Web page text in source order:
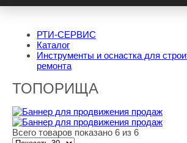
РТИ-СЕРВИС
Каталог
Инструменты и оснастка для
ремонта
ТОПОРИЩА
Всего товаров показано 6 из 6